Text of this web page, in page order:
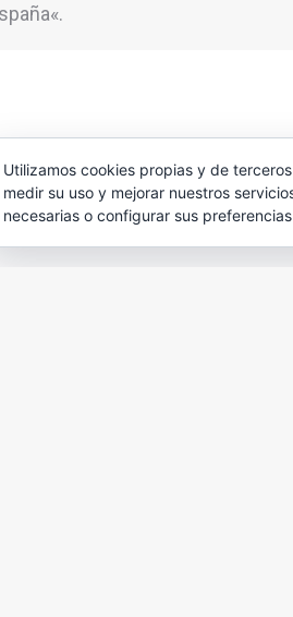
Utilizamos cookies propias y de
medir su uso y mejorar nuestros
necesarias o configurar sus